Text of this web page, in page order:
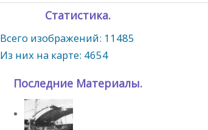
Статистика.
Всего изображений: 11485
Из них на карте: 4654
Последние Материалы.